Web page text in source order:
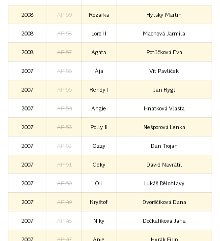
2008 AP 59 Rozárka Hylský Martin
2008 AP 58 Lord II Machová Jarmila
2008 AP 57 Agáta Potůčková Eva
2007 AP 56 Ája Vít Pavlíček
2007 AP 55 Rendy I Jan Rygl
2007 AP 54 Angie Hnátková Vlasta
2007 AP 53 Polly II Nešporová Lenka
2007 AP 52 Ozzy Dan Trojan
2007 AP 51 Geky David Navrátil
2007 AP 50 Oli Lukáš Bělohlavý
2007 AP 49 Kryštof Dvorščíková Dana
2007 AP 48 Niky Dočkalíková Jana
2007 AP 47 Anie Hyrák Filip